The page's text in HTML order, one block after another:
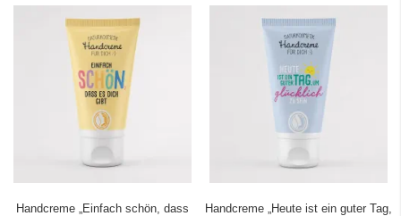
Handcreme „Einfach schön, dass
Handcreme „Heute ist ein guter Tag,